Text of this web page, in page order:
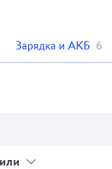
Зарядка и АКБ 6